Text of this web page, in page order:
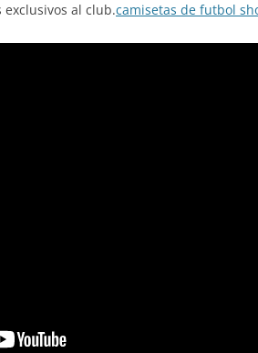
al club.camisetas de futbol